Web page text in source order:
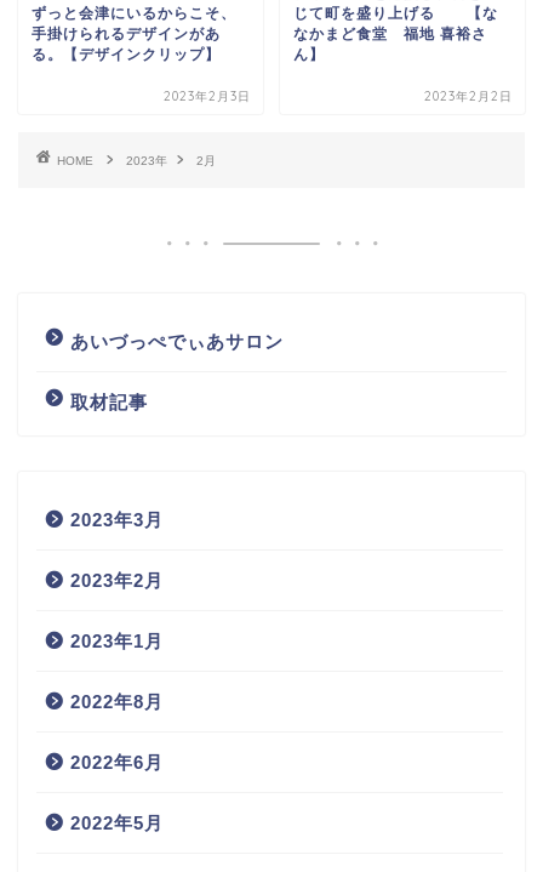
ずっと会津にいるからこそ、
手掛けられるデザインがあ
る。【デザインクリップ】
2023年2月3日
じて町を盛り上げる 【な
なかまど食堂 福地 喜裕さ
ん】
2023年2月2日
HOME 2023年 2月
あいづっぺでぃあサロン
取材記事
2023年3月
2023年2月
2023年1月
2022年8月
2022年6月
2022年5月